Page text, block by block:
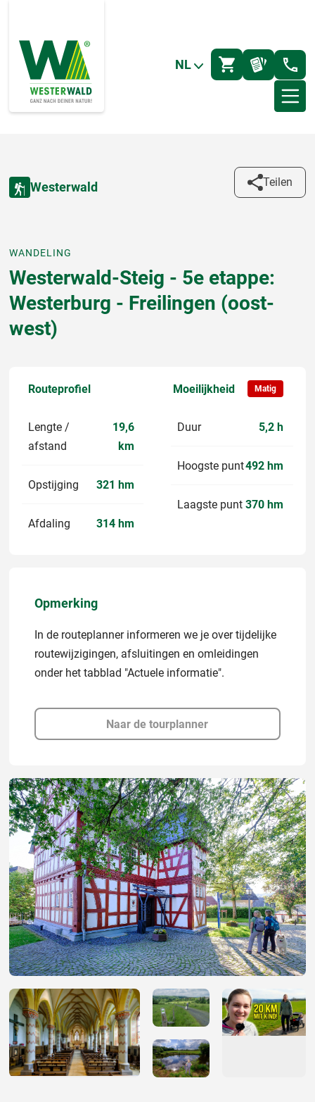
NL
Westerwald Teilen
WANDELING
Westerwald-Steig - 5e etappe:
Westerburg - Freilingen (oost-
west)
Routeprofiel Moeilijkheid Matig
Lengte /
afstand
19,6
km
Opstijging 321 hm
Afdaling 314 hm
Duur 5,2 h
Hoogste punt492 hm
Laagste punt 370 hm
Opmerking
In de routeplanner informeren we je over tijdelijke
routewijzigingen, afsluitingen en omleidingen
onder het tabblad "Actuele informatie".
Naar de tourplanner